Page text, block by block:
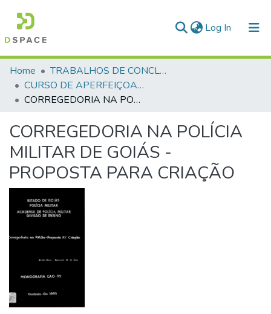
Log In (current)
Communities & Collections
All of DSpace
Home
TRABALHOS DE CONCLUSÃO DE CURSO - CAO (CURSO DE APERFEIÇOAMENTO DE OFICIAIS)
CURSO DE APERFEIÇOAMENTO DE OFICIAIS - CAO - 1992
CORREGEDORIA NA POLÍCIA MILITAR DE GOIÁS - PROPOSTA PARA CRIAÇÃO
CORREGEDORIA NA POLÍCIA
MILITAR DE GOIÁS -
PROPOSTA PARA CRIAÇÃO